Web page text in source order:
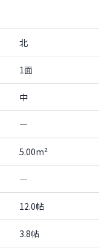
北
1面
中
―
5.00m²
―
12.0帖
3.8帖